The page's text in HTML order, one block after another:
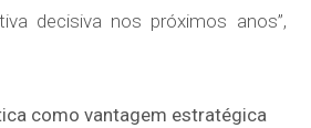
decisiva nos próximos anos”,
como vantagem estratégica